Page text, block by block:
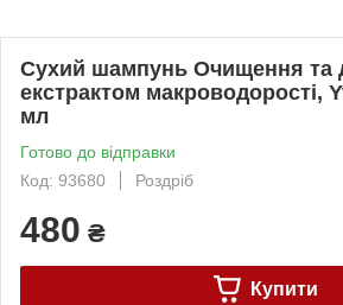
Сухий шампунь Очищення та
екстрактом макроводорості,
мл
Готово до відправки
Код: 93680
Роздріб
480 ₴
Купити